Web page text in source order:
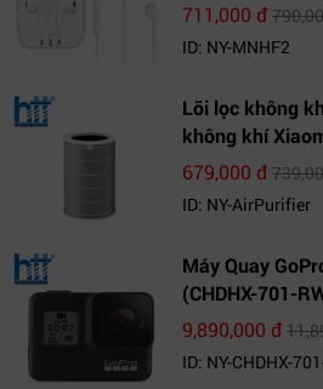
711,000 đ
ID: NY-MNHF2
Lõi lọc không
không khí
679,000 đ
ID: NY-AirPurifier
Máy Quay
(CHDHX-701-
9,890,000 đ
ID: NY-CHDHX-